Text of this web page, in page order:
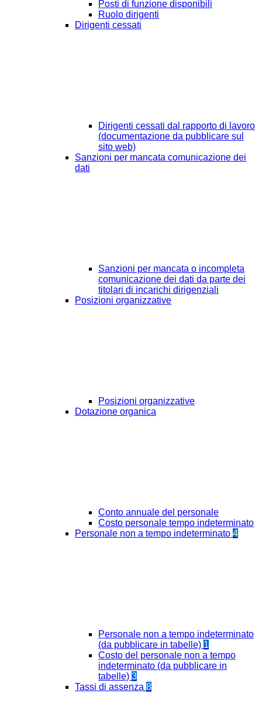
Posti di funzione disponibili
Ruolo dirigenti
Dirigenti cessati
Dirigenti cessati dal rapporto di lavoro
(documentazione da pubblicare sul
sito web)
Sanzioni per mancata comunicazione dei
dati
Sanzioni per mancata o incompleta
comunicazione dei dati da parte dei
titolari di incarichi dirigenziali
Posizioni organizzative
Posizioni organizzative
Dotazione organica
Conto annuale del personale
Costo personale tempo indeterminato
Personale non a tempo indeterminato 4
Personale non a tempo indeterminato
(da pubblicare in tabelle) 1
Costo del personale non a tempo
indeterminato (da pubblicare in
tabelle) 3
Tassi di assenza 8